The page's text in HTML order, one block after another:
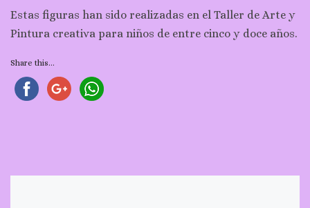
Estas figuras han sido realizadas en el Taller de Arte y
Pintura creativa para niños de entre cinco y doce años.
Share this...